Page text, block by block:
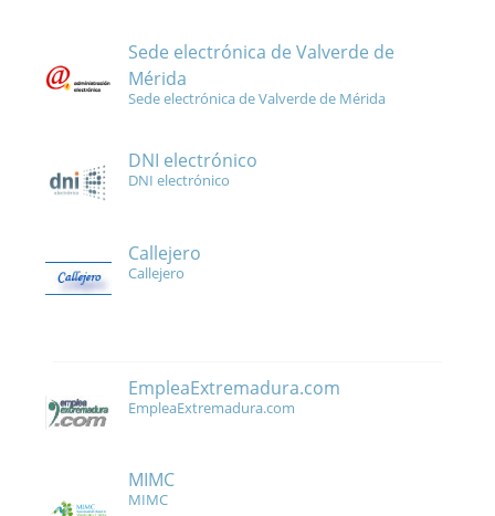
Sede electrónica de Valverde de
Mérida
Sede electrónica de Valverde de Mérida
DNI electrónico
DNI electrónico
Callejero
Callejero
EmpleaExtremadura.com
EmpleaExtremadura.com
MIMC
MIMC